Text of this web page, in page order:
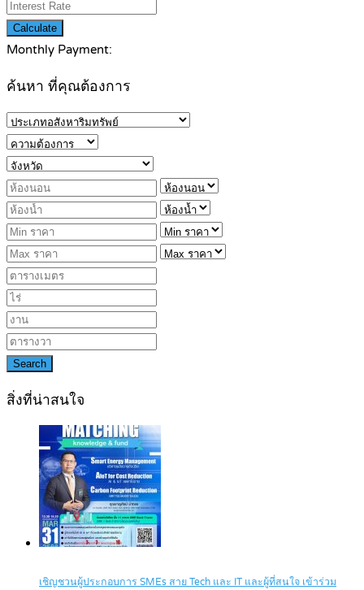
Calculate
Monthly Payment:
ค้นหา ที่คุณต้องการ
Search
สิ่งที่น่าสนใจ
เชิญชวนผู้ประกอบการ SMEs สาย Tech และ IT และผู้ที่สนใจ เข้าร่วม